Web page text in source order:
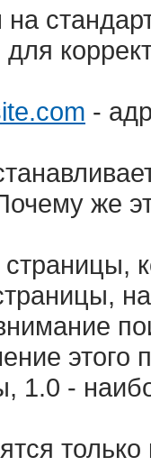
на
-
же
страницы,
1.0 -